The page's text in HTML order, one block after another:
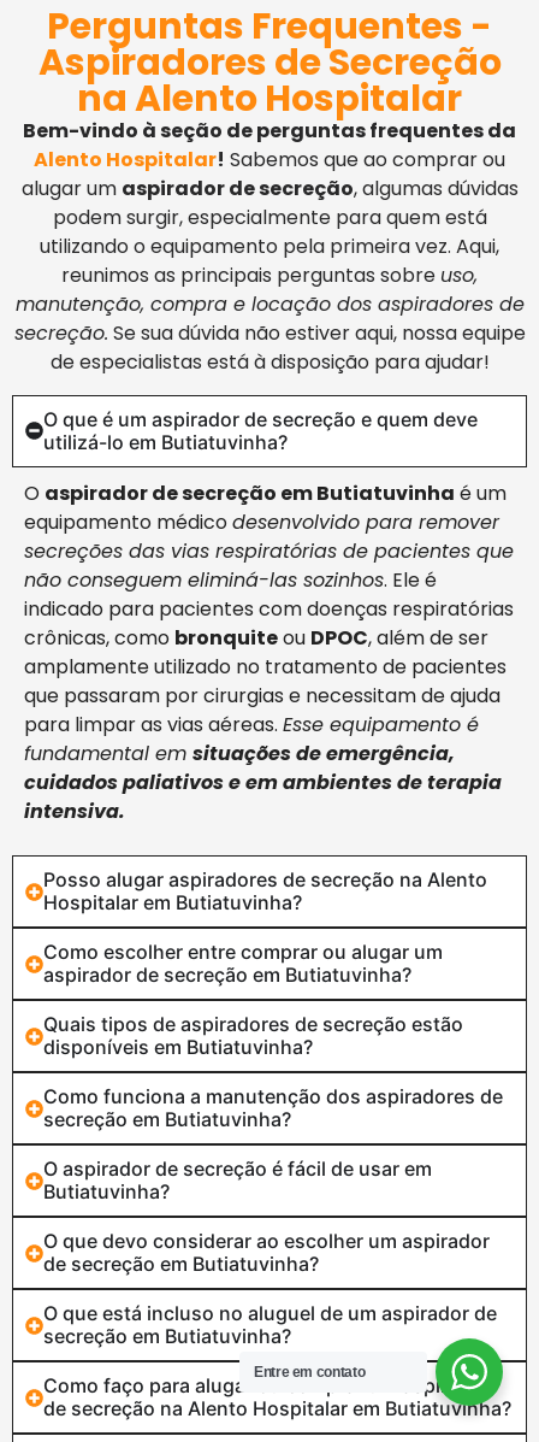
Perguntas Frequentes -
Aspiradores de Secreção
na Alento Hospitalar
Bem-vindo à seção de perguntas frequentes da
Alento Hospitalar! Sabemos que ao comprar ou
alugar um aspirador de secreção, algumas dúvidas
podem surgir, especialmente para quem está
utilizando o equipamento pela primeira vez. Aqui,
reunimos as principais perguntas sobre uso,
manutenção, compra e locação dos aspiradores de
secreção. Se sua dúvida não estiver aqui, nossa equipe
de especialistas está à disposição para ajudar!
O que é um aspirador de secreção e quem deve
utilizá-lo em Butiatuvinha?
O aspirador de secreção em Butiatuvinha é um
equipamento médicodesenvolvido para remover
secreções das vias respiratórias de pacientes que
não conseguem eliminá-las sozinhos. Ele é
indicado para pacientes com doenças respiratórias
crônicas, como bronquiteou DPOC, além de ser
amplamente utilizado no tratamento de pacientes
que passaram por cirurgias e necessitam de ajuda
para limpar as vias aéreas. Esse equipamento é
fundamental em situações de emergência,
cuidados paliativos e em ambientes de terapia
intensiva.
Posso alugar aspiradores de secreção na Alento
Hospitalar em Butiatuvinha?
Como escolher entre comprar ou alugar um
aspirador de secreção em Butiatuvinha?
Quais tipos de aspiradores de secreção estão
disponíveis em Butiatuvinha?
Como funciona a manutenção dos aspiradores de
secreção em Butiatuvinha?
O aspirador de secreção é fácil de usar em
Butiatuvinha?
O que devo considerar ao escolher um aspirador
de secreção em Butiatuvinha?
O que está incluso no aluguel de um aspirador de
secreção em Butiatuvinha?
Como faço para alugar ou comprar um aspirador
de secreção na Alento Hospitalar em Butiatuvinha?
Entre em contato